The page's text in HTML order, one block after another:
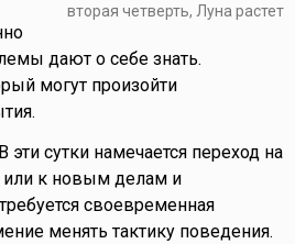
вторая четверть, Луна растет
дают о себе знать.
могут произойти
эти сутки намечается переход на
или к новым делам и
своевременная
менять тактику поведения.